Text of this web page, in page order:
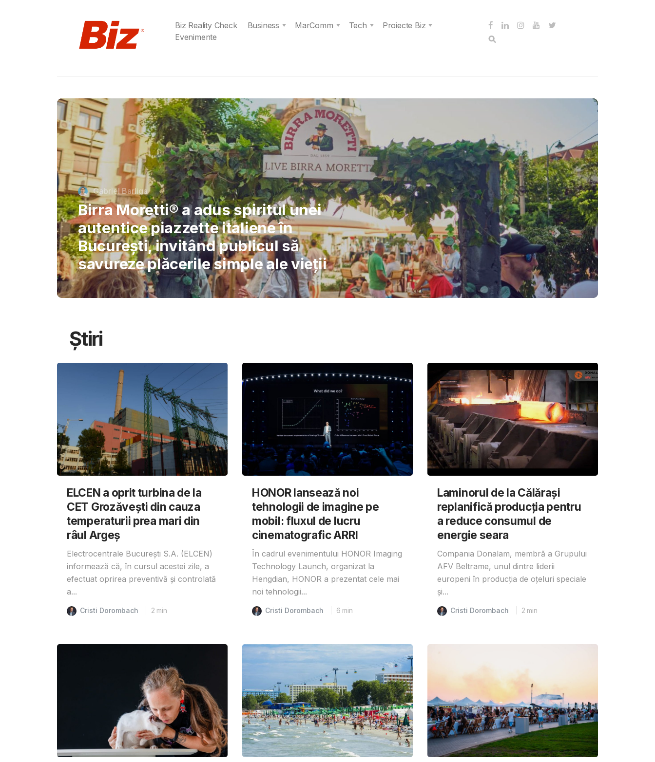
Biz Reality Check Business MarComm Tech
Proiecte Biz
Evenimente
Cristi Dorombach
Richard Joannides, Verita
International School: Școlile nu pot
permite AI-ului să înlocuiască
gândirea elevilor
Știri
ELCEN a oprit turbina de la
CET Grozăvești din cauza
temperaturii prea mari din
râul Argeș
Electrocentrale București S.A. (ELCEN)
informează că, în cursul acestei zile, a
efectuat oprirea preventivă și controlată
a...
Cristi Dorombach 2 min
HONOR lansează noi
tehnologii de imagine pe
mobil: fluxul de lucru
cinematografic ARRI
În cadrul evenimentului HONOR Imaging
Technology Launch, organizat la
Hengdian, HONOR a prezentat cele mai
noi tehnologii...
Cristi Dorombach 6 min
Laminorul de la Călărași
replanifică producția pentru
a reduce consumul de
energie seara
Compania Donalam, membră a Grupului
AFV Beltrame, unul dintre liderii
europeni în producția de oțeluri speciale
și...
Cristi Dorombach 2 min